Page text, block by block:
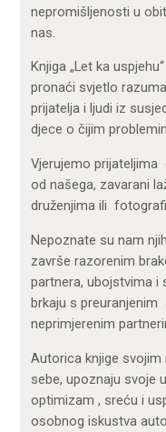
nepromišljenosti u
nas.
Knjiga „Let ka
pronaći svjetlo
prijatelja i ljudi iz
djece o čijim
Vjerujemo prijateljima
od našega, zavarani
druženjima ili
Nepoznate su nam
završe razorenim
partnera, ubojstvima i
brkaju s
neprimjerenim
Autorica knjige
sebe, upoznaju svoje
optimizam , sreću i
osobnog iskustva